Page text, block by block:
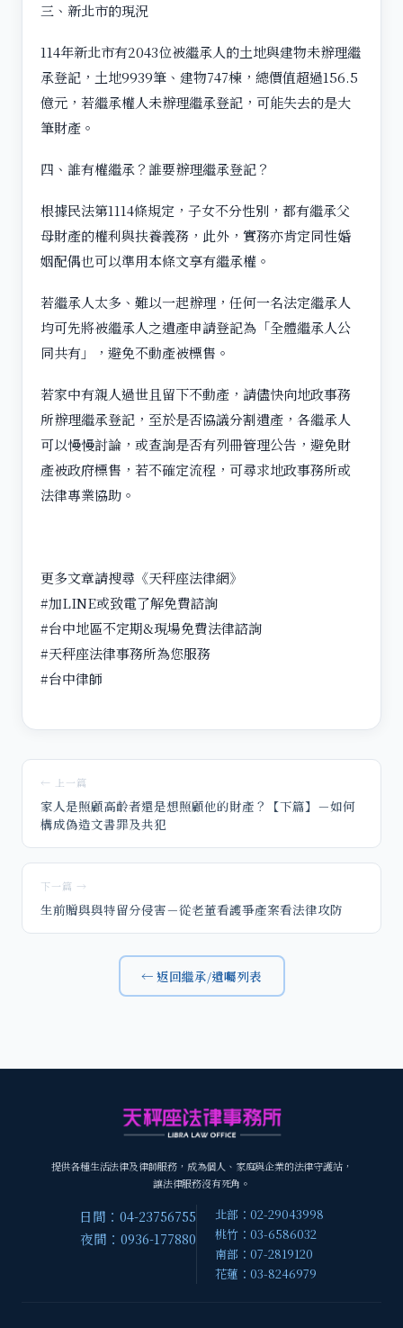
三、新北市的現況
114年新北市有2043位被繼承人的土地與建物未辦理繼
承登記，土地9939筆、建物747棟，總價值超過156.5
億元，若繼承權人未辦理繼承登記，可能失去的是大
筆財產。
四、誰有權繼承？誰要辦理繼承登記？
根據民法第1114條規定，子女不分性別，都有繼承父
母財產的權利與扶養義務，此外，實務亦肯定同性婚
姻配偶也可以準用本條文享有繼承權。
若繼承人太多、難以一起辦理，任何一名法定繼承人
均可先將被繼承人之遺產申請登記為「全體繼承人公
同共有」，避免不動產被標售。
若家中有親人過世且留下不動產，請儘快向地政事務
所辦理繼承登記，至於是否協議分割遺產，各繼承人
可以慢慢討論，或查詢是否有列冊管理公告，避免財
產被政府標售，若不確定流程，可尋求地政事務所或
法律專業協助。
更多文章請搜尋《天秤座法律網》
#加LINE或致電了解免費諮詢
#台中地區不定期&現場免費法律諮詢
#天秤座法律事務所為您服務
#台中律師
← 上一篇
家人是照顧高齡者還是想照顧他的財產？【下篇】－如何
構成偽造文書罪及共犯
下一篇 →
生前贈與與特留分侵害－從老董看護爭產案看法律攻防
← 返回繼承/遺囑列表
提供各種生活法律及律師服務，成為個人、家庭與企業的法律守護站，
讓法律服務沒有死角。
日間：04-23756755
夜間：0936-177880
北部：02-29043998
桃竹：03-6586032
南部：07-2819120
花蓮：03-8246979